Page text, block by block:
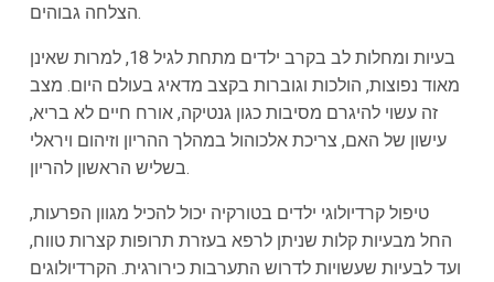
הצלחה גבוהים.
בעיות ומחלות לב בקרב ילדים מתחת לגיל 18, למרות שאינן
מאוד נפוצות, הולכות וגוברות בקצב מדאיג בעולם היום. מצב
זה עשוי להיגרם מסיבות כגון גנטיקה, אורח חיים לא בריא,
עישון של האם, צריכת אלכוהול במהלך ההריון וזיהום ויראלי
בשליש הראשון להריון.
טיפול קרדיולוגי ילדים בטורקיה יכול להכיל מגוון הפרעות,
החל מבעיות קלות שניתן לרפא בעזרת תרופות קצרות טווח,
ועד לבעיות שעשויות לדרוש התערבות כירורגית. הקרדיולוגים